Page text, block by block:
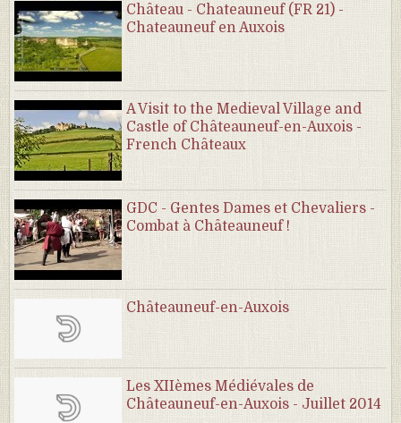
Château - Chateauneuf (FR 21) -
Chateauneuf en Auxois
A Visit to the Medieval Village and
Castle of Châteauneuf-en-Auxois -
French Châteaux
GDC - Gentes Dames et Chevaliers -
Combat à Châteauneuf !
Châteauneuf-en-Auxois
Les XIIèmes Médiévales de
Châteauneuf-en-Auxois - Juillet 2014